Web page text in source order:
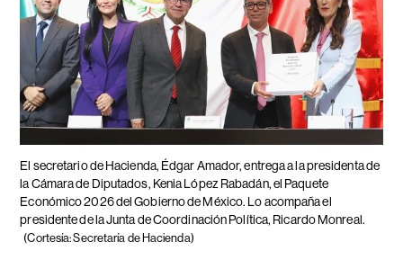
El secretario de Hacienda, Édgar Amador, entrega a la presidenta de
la Cámara de Diputados, Kenia López Rabadán, el Paquete
Económico 2026 del Gobierno de México. Lo acompaña el
presidente de la Junta de Coordinación Política, Ricardo Monreal.
(Cortesía: Secretaría de Hacienda)